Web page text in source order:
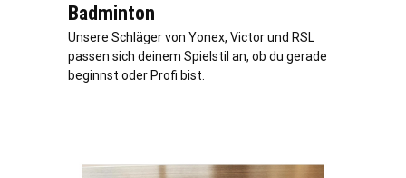
Badminton
Unsere Schläger von Yonex, Victor und RSL
passen sich deinem Spielstil an, ob du gerade
beginnst oder Profi bist.